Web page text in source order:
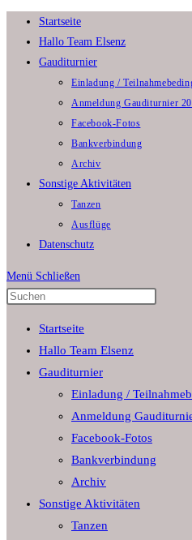
Zum
Inhalt
springen
Startseite
Hallo Team Elsenz
Gauditurnier
Einladung /
Anmeldung Gauditurnier
Facebook-Fotos
Bankverbindung
Archiv
Sonstige Aktivitäten
Tanzen
Ausflüge
Datenschutz
Menü Schließen
search
panel.
Startseite
Hallo Team Elsenz
Gauditurnier
Einladung /
Anmeldung
Facebook-Fotos
Bankverbindung
Archiv
Sonstige Aktivitäten
Tanzen